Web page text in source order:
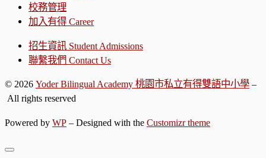
校務管理
加入有得 Career
招生資訊 Student Admissions
聯繫我們 Contact Us
© 2026 Yoder Bilingual Academy 桃園市私立有得雙語中小學 –
All rights reserved
Powered by WP – Designed with the Customizr theme